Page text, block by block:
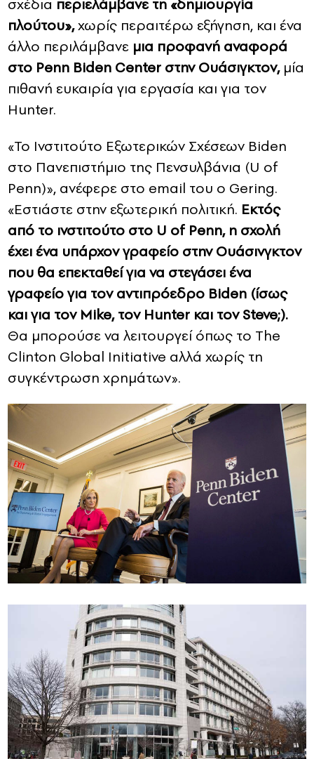
σχέδια περιελάμβανε τη «δημιουργία
πλούτου»,χωρίς περαιτέρω εξήγηση, και ένα
άλλο περιλάμβανε μια προφανή αναφορά
στο Penn Biden Center στην Ουάσιγκτον,μία
πιθανή ευκαιρία για εργασία και για τον
Hunter.
«Το Ινστιτούτο Εξωτερικών Σχέσεων Biden
στο Πανεπιστήμιο της Πενσυλβάνια (U of
Penn)», ανέφερε στο email του ο Gering.
«Εστιάστε στην εξωτερική πολιτική. Εκτός
από το ινστιτούτο στο U of Penn, η σχολή
έχει ένα υπάρχον γραφείο στην Ουάσινγκτον
που θα επεκταθεί για να στεγάσει ένα
γραφείο για τον αντιπρόεδρο Biden (ίσως
και για τον Mike, τον Hunter και τον Steve;).
Θα μπορούσε να λειτουργεί όπως το The
Clinton Global Initiative αλλά χωρίς τη
συγκέντρωση χρημάτων».